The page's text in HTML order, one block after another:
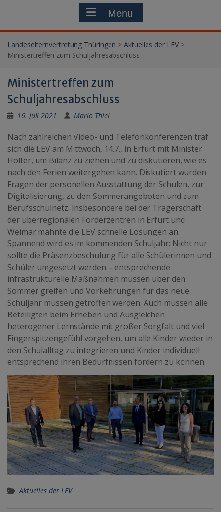
Menu
Landeselternvertretung Thüringen > Aktuelles der LEV >
Ministertreffen zum Schuljahresabschluss
Ministertreffen zum
Schuljahresabschluss
16. Juli 2021 Mario Thiel
Nach zahlreichen Video- und Telefonkonferenzen traf
sich die LEV am Mittwoch, 14.7., in Erfurt mit Minister
Holter, um Bilanz zu ziehen und zu diskutieren, wie es
nach den Ferien weitergehen kann. Diskutiert wurden
Fragen der personellen Ausstattung der Schulen, zur
Digitalisierung, zu den Sommerangeboten und zum
Berufsschulnetz. Insbesondere bei der Trägerschaft
der überregionalen Förderzentren in Erfurt und
Weimar mahnte die LEV schnelle Lösungen an.
Spannend wird es im kommenden Schuljahr: Nicht nur
sollte die Präsenzbeschulung für alle Schülerinnen und
Schüler umgesetzt werden – entsprechende
infrastrukturelle Maßnahmen müssen über den
Sommer greifen und Vorkehrungen für das neue
Schuljahr müssen getroffen werden. Auch müssen alle
Beteiligten beim Erheben und Ausgleichen
heterogener Lernstände mit großer Sorgfalt und viel
Fingerspitzengefühl vorgehen, um alle Kinder wieder in
den Schulalltag zu integrieren und Kinder individuell
entsprechend ihren Bedürfnissen fördern zu können.
Aktuelles der LEV